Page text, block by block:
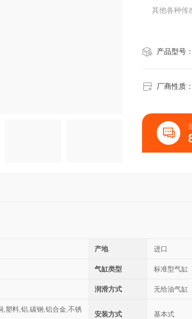
其他各种传
产品型号
厂商性质
产地 进口
气缸类型 标准型气缸
润滑方式 无给油气缸
,塑料,铝,碳钢,铝合金,不锈
安装方式 基本式